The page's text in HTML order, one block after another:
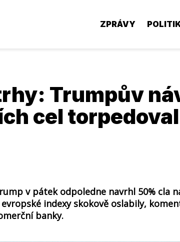
ZPRÁVY
Trumpův
cel
v pátek odpoledne navrhl 50% cla
indexy skokově oslabily,
banky.